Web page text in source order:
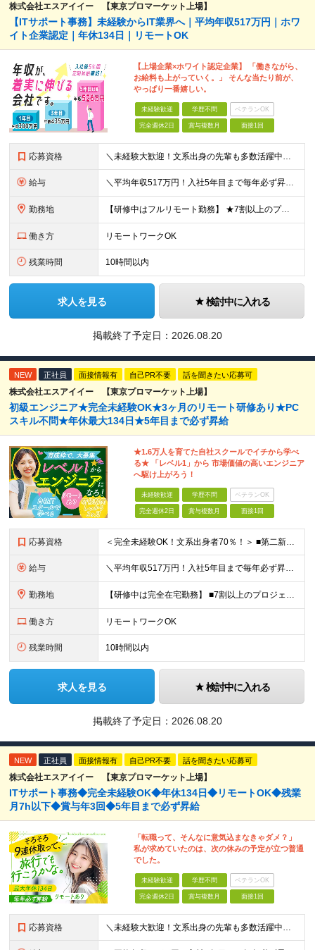
株式会社エスアイイー 【東京プロマーケット上場】
【ITサポート事務】未経験からIT業界へ｜平均年収517万円｜ホワ
イト企業認定｜年休134日｜リモートOK
【上場企業×ホワイト認定企業】 「働きながら、
お給料も上がっていく。」 そんな当たり前が、
やっぱり一番嬉しい。
未経験歓迎 学歴不問 ベテランOK
完全週休2日 賞与複数月 面接1回
応募資格 ＼未経験大歓迎！文系出身の先輩も多数活躍中／ ◆PCスキルに自信のない方も歓迎 ◆完全未経験OK ◆社会人デビューもOK ◆学歴不問 「働きながら少しずつ専門スキルを身につけたい」という意欲重視の採
給与 ＼平均年収517万円！入社5年目まで毎年必ず昇給／ ■賞与年3回 ■年収800万円以上も可 ■入社3年以上の平均年収469.2万円 月給23万2000円以上＋賞与年3回＋各種手当 ☆入社5年目まで最
勤務地 【研修中はフルリモート勤務】 ★7割以上のプロジェクトでリモートワークを導入 ★一都三県のプロジェクト先 ★転居を伴う転勤なし ＜プロジェクト先＞ 東京・神奈川・千葉・埼玉でのプロジェクト先にて勤務
働き方 リモートワークOK
残業時間 10時間以内
求人を見る 検討中に入れる
掲載終了予定日： 2026.08.20
NEW 正社員 面接情報有 自己PR不要 話を聞きたい応募可
株式会社エスアイイー 【東京プロマーケット上場】
初級エンジニア★完全未経験OK★3ヶ月のリモート研修あり★PC
スキル不問★年休最大134日★5年目まで必ず昇給
★1.6万人を育てた自社スクールでイチから学べ
る★ 「レベル1」から 市場価値の高いエンジニア
へ駆け上がろう！
未経験歓迎 学歴不問 ベテランOK
完全週休2日 賞与複数月 面接1回
応募資格 ＜完全未経験OK！文系出身者70％！＞ ■第二新卒歓迎 ■学歴・経歴不問・社会人未経験もOK ■20代を中心に活躍中◎ ★☆先輩たちの前職☆★ 元アパレルスタッフや塾講師、介護士、事務、営業など社員
給与 ＼平均年収517万円！入社5年目まで毎年必ず昇給／ ■賞与年3回 ■年収800万円以上も可 ■入社3年以上の平均年収469.2万円 月給23万2000円以上＋賞与年3回＋各種手当 ☆入社5年目まで最
勤務地 【研修中は完全在宅勤務】 ■7割以上のプロジェクトでリモートワークを導入 ■一都三県のプロジェクト先 ■転居を伴う転勤なし ＜プロジェクト先＞ 東京・神奈川・千葉・埼玉でのプロジェクト先にて勤務いた
働き方 リモートワークOK
残業時間 10時間以内
求人を見る 検討中に入れる
掲載終了予定日： 2026.08.20
NEW 正社員 面接情報有 自己PR不要 話を聞きたい応募可
株式会社エスアイイー 【東京プロマーケット上場】
ITサポート事務◆完全未経験OK◆年休134日◆リモートOK◆残業
月7h以下◆賞与年3回◆5年目まで必ず昇給
「転職って、そんなに意気込まなきゃダメ？」
私が求めていたのは、次の休みの予定が立つ普通
でした。
未経験歓迎 学歴不問 ベテランOK
完全週休2日 賞与複数月 面接1回
応募資格 ＼未経験大歓迎！文系出身の先輩も多数活躍中／ ◆PCスキルに自信のない方も歓迎 ◆完全未経験OK ◆社会人デビューもOK ◆学歴不問 ＊*こんなアナタにオススメです*＊ ◇事務職に興味があるが、給与